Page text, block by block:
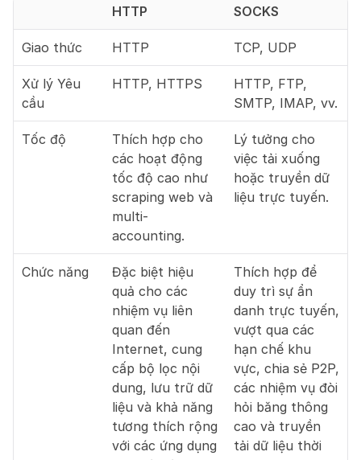
HTTP SOCKS
Giao thức HTTP TCP, UDP
Xử lý Yêu
cầu
HTTP, HTTPS
HTTP, FTP,
SMTP, IMAP, vv.
Tốc độ
Thích hợp cho
các hoạt động
tốc độ cao như
scraping web và
multi-
accounting.
Lý tưởng cho
việc tải xuống
hoặc truyền dữ
liệu trực tuyến.
Chức năng
Đặc biệt hiệu
quả cho các
nhiệm vụ liên
quan đến
Internet, cung
cấp bộ lọc nội
dung, lưu trữ dữ
liệu và khả năng
tương thích rộng
với các ứng dụng
Thích hợp để
duy trì sự ẩn
danh trực tuyến,
vượt qua các
hạn chế khu
vực, chia sẻ P2P,
các nhiệm vụ đòi
hỏi băng thông
cao và truyền
tải dữ liệu thời